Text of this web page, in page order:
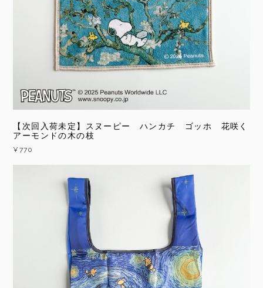
【次回入荷未定】スヌーピー ハンカチ ゴッホ 花咲く
アーモンドの木の枝
¥770